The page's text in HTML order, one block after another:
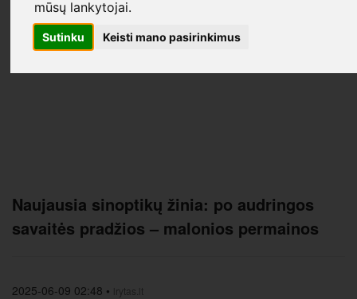
mūsų lankytojai.
Sutinku Keisti mano pasirinkimus
Naujausia sinoptikų žinia: po audringos
savaitės pradžios – malonios permainos
2025-06-09 02:48 • lrytas.lt